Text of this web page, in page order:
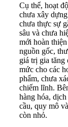
Cụ thể, hoạt
chưa xây
chưa thực sự
sâu và chưa
mới hoàn
nguồn gốc,
giá trị gia tăng
mức cho các
phẩm, chưa
chiếm lĩnh.
hàng hóa,
cầu, quy mô
còn nhỏ.